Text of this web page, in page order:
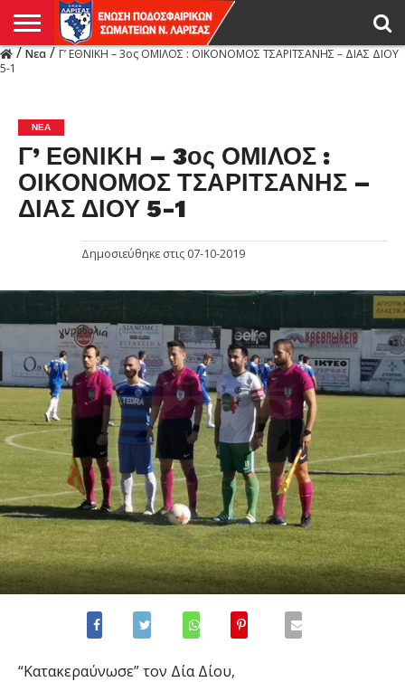
/Νεα/Γ’ ΕΘΝΙΚΗ – 3ος ΟΜΙΛΟΣ : ΟΙΚΟΝΟΜΟΣ ΤΣΑΡΙΤΣΑΝΗΣ – ΔΙΑΣ ΔΙΟΥ
5-1
ΝΕΑ
Γ’ ΕΘΝΙΚΗ – 3ος ΟΜΙΛΟΣ :
ΟΙΚΟΝΟΜΟΣ ΤΣΑΡΙΤΣΑΝΗΣ –
ΔΙΑΣ ΔΙΟΥ 5-1
Δημοσιεύθηκε στις 07-10-2019
“Κατακεραύνωσε” τον Δία Δίου,